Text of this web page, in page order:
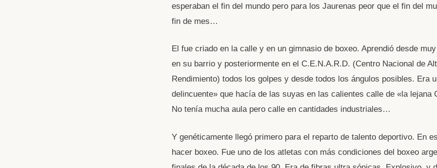
esperaban el fin del mundo pero para los Jaurenas peor que el fin del
fin de mes…
El fue criado en la calle y en un gimnasio de boxeo. Aprendió desde
en su barrio y posteriormente en el C.E.N.A.R.D. (Centro Nacional de
Rendimiento) todos los golpes y desde todos los ángulos posibles. Era
delincuente» que hacía de las suyas en las calientes calle de «la lejana
No tenía mucha aula pero calle en cantidades industriales…
Y genéticamente llegó primero para el reparto de talento deportivo. En
hacer boxeo. Fue uno de los atletas con más condiciones del boxeo